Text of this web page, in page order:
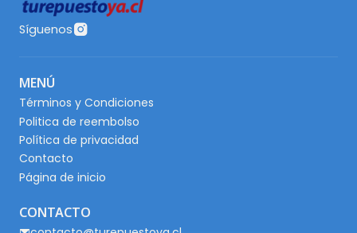
Síguenos
MENÚ
Términos y Condiciones
Politica de reembolso
Política de privacidad
Contacto
Página de inicio
CONTACTO